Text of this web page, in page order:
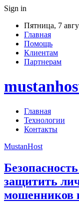
Sign in
Пятница, 7
Главная
Помощь
Клиентам
Партнерам
Главная
Технологии
Контакты
MustanHost
защитить
мошенников